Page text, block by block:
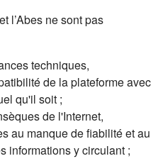
l’Abes ne sont pas
techniques,
de la plateforme avec
qu'il soit ;
de l'Internet,
au manque de fiabilité et au
informations y circulant ;